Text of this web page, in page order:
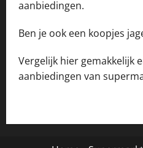
aanbiedingen.
Ben je ook een koopjes
Vergelijk hier gemakkelijk
aanbiedingen van